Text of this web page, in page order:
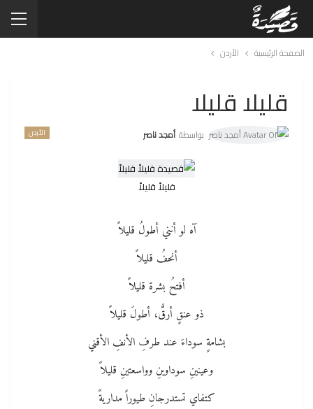
الصفحة الرئيسية الأردن
قليلا قليلا
الأردن بواسطة أمجد ناصر
قليلاً قليلاً
آه لو أنني أطولُ قليلاً
أنحفُ قليلاً
أفتحُ بشرة قليلاً
ذو عنقٍ أرقُّ، أطولَ قليلاً
بشامةٍ سوداءَ عند طرفِ الأنفِ الأقني
وعينينِ سوداوينِ وواسعتينِ قليلاً
كتفاي تستدرجانِ طيوراً مداريةً